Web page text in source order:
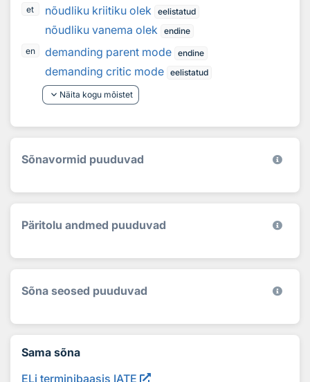
et nõudliku kriitiku olek eelistatud
nõudliku vanema olek endine
en
demanding parent mode endine
demanding critic mode eelistatud
keyboard_arrow_down Näita kogu mõistet
Sõnavormid puuduvad
Päritolu andmed puuduvad
Sõna seosed puuduvad
Sama sõna
ELi terminibaasis IATE